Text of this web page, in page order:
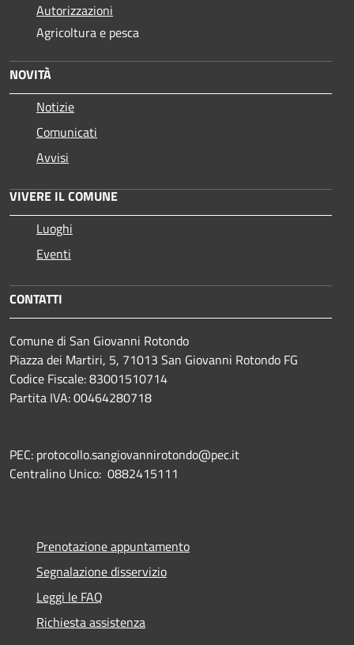
Autorizzazioni
Agricoltura e pesca
NOVITÀ
Notizie
Comunicati
Avvisi
VIVERE IL COMUNE
Luoghi
Eventi
CONTATTI
Comune di San Giovanni Rotondo
Piazza dei Martiri, 5, 71013 San Giovanni Rotondo FG
Codice Fiscale: 83001510714
Partita IVA: 00464280718
PEC: protocollo.sangiovannirotondo@pec.it
Centralino Unico: 0882415111
Prenotazione appuntamento
Segnalazione disservizio
Leggi le FAQ
Richiesta assistenza